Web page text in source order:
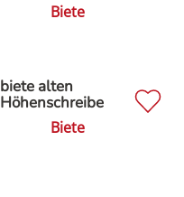
Biete
biete alten
Höhenschreibe
Biete